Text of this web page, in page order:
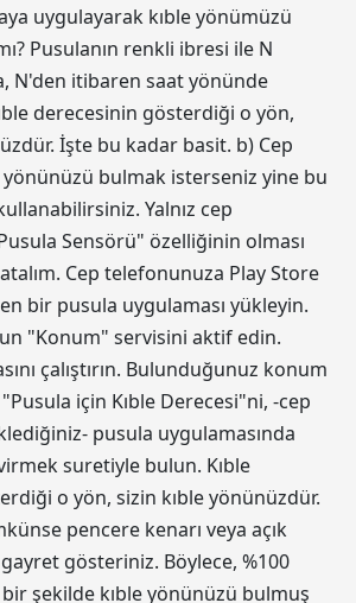
uygulayarak kıble yönümüzü
Pusulanın renkli ibresi ile N
N'den itibaren saat yönünde
derecesinin gösterdiği o yön,
İşte bu kadar basit. b) Cep
bulmak isterseniz yine bu
Yalnız cep
Sensörü" özelliğinin olması
Cep telefonunuza Play Store
bir pusula uygulaması yükleyin.
"Konum" servisini aktif edin.
çalıştırın. Bulunduğunuz konum
için Kıble Derecesi"ni, -cep
pusula uygulamasında
suretiyle bulun. Kıble
o yön, sizin kıble yönünüzdür.
pencere kenarı veya açık
gösteriniz. Böylece, %100
şekilde kıble yönünüzü bulmuş